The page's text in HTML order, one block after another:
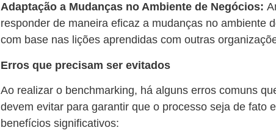
Adaptação a Mudanças no Ambiente de Negócios:
responder de maneira eficaz a mudanças no ambiente
com base nas lições aprendidas com outras
Erros que precisam ser evitados
Ao realizar o benchmarking, há alguns erros comuns
devem evitar para garantir que o processo seja de fato
benefícios significativos: